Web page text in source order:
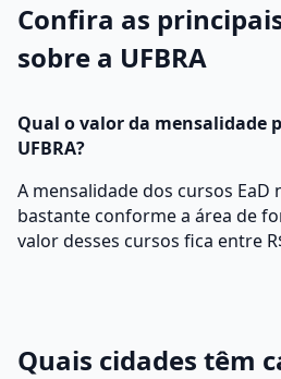
Confira as
sobre a UFBRA
Qual o valor da mensalidade
UFBRA?
A mensalidade dos cursos EaD
bastante conforme a área de
valor desses cursos fica entre
Quais cidades têm